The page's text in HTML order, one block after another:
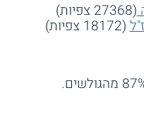
(27368 צפיות)
(18172 צפיות)